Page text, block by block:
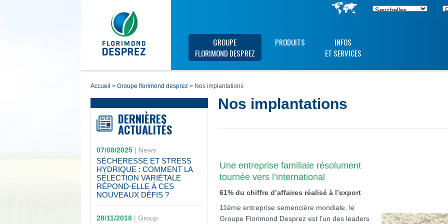
GROUPE
FLORIMOND DESPREZ
PRODUITS
INFOS
ET SERVICES
accueil > groupe florimond desprez > Nos implantations
DERNIÈRES
ACTUALITÉS
07/08/2025| News
SÉCHERESSE ET STRESS
HYDRIQUE : COMMENT LA
SÉLECTION VARIÉTALE
RÉPOND-ELLE À CES
NOUVEAUX DÉFIS ?
28/11/2018| Group
Nos implantations
Une entreprise familiale résolument
tournée vers l’international
61% du chiffre d’affaires réalisé à l’export
11ème entreprise semencière mondiale, le
Groupe Florimond Desprez est l’un des leaders